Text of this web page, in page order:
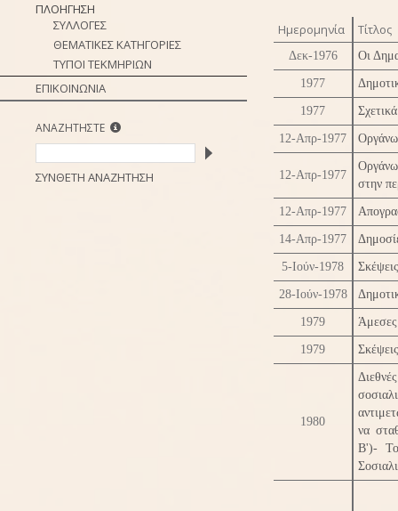
ΠΛΟΗΓΗΣΗ
ΣΥΛΛΟΓΕΣ
ΘΕΜΑΤΙΚΕΣ ΚΑΤΗΓΟΡΙΕΣ
ΤΥΠΟΙ ΤΕΚΜΗΡΙΩΝ
ΕΠΙΚΟΙΝΩΝΙΑ
ΑΝΑΖΗΤΗΣΤΕ
ΣΥΝΘΕΤΗ ΑΝΑΖΗΤΗΣΗ
Ημερομηνία Τίτλος
Δεκ-1976 Οι
1977
1977
12-Απρ-1977
12-Απρ-1977
στην
12-Απρ-1977
14-Απρ-1977
5-Ιούν-1978
28-Ιούν-1978
1979 Άμεσες
1979
1980
να
Β')- Το